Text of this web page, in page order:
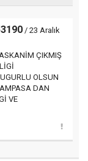
/ 23 Aralık
ÇIKMIŞ
OLSUN
DAN
VE